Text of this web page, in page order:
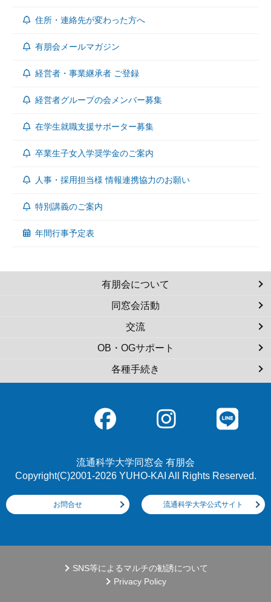
住所・連絡先が変わった方へ
有朋会メールマガジン
経営者・事業継承者 ご登録
経営者グループの会メンバー募集
在学生就職支援サポーター募集
卒業生子女入学奨学金のご案内
人事・採用担当様 情報連携協力のお願い
特別講義のご案内
年間行事予定表
有朋会について
同窓会活動
交流
OB・OGサポート
各種手続き
流通科学大学同窓会 有朋会
Copyright(C)2001-2026 YUHO-KAI All Rights Reserved.
お問合せ 流通科学大学公式サイト
SNS等によるマルチの勧誘について
Privacy Policy